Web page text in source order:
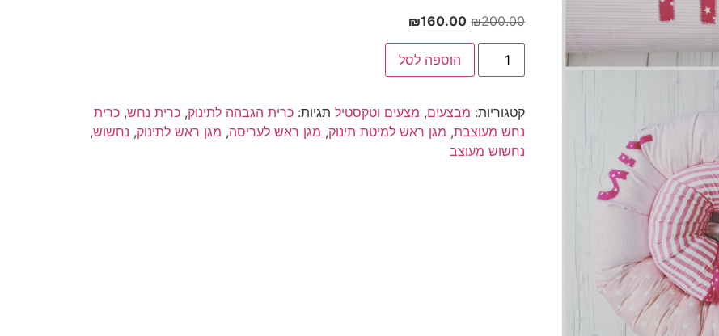
₪200.00
המחיר
המקורי
היה:
₪200.00.
₪160.00
המחיר
הנוכחי
הוא:
₪160.00.
כמות
נחשוש
ראש
|
נחשוש
עם
הוספה לסל
קטגוריות: מבצעים, מצעים וטקסטיל תגיות: כרית הגבהה לתינוק, כרית נחש, כרית
נחש מעוצבת, מגן ראש למיטת תינוק, מגן ראש לעריסה, מגן ראש לתינוק, נחשוש,
נחשוש מעוצב